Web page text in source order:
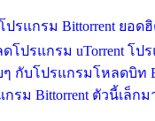
โปรแกรม Bittorrent ยอ
โปรแกรม uTorrent โป
ๆ กับโปรแกรมโหลดบิท
รม Bittorrent ตัวนี้เล็ก